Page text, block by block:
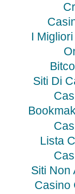
I
Siti Di
Lista
Siti Non
Casino